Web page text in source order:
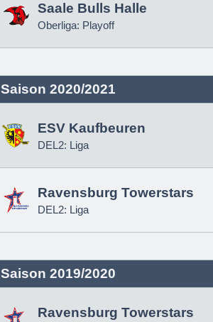
Saale Bulls Halle
Oberliga: Playoff
Saison 2020/2021
ESV Kaufbeuren
DEL2: Liga
Ravensburg Towerstars
DEL2: Liga
Saison 2019/2020
Ravensburg Towerstars